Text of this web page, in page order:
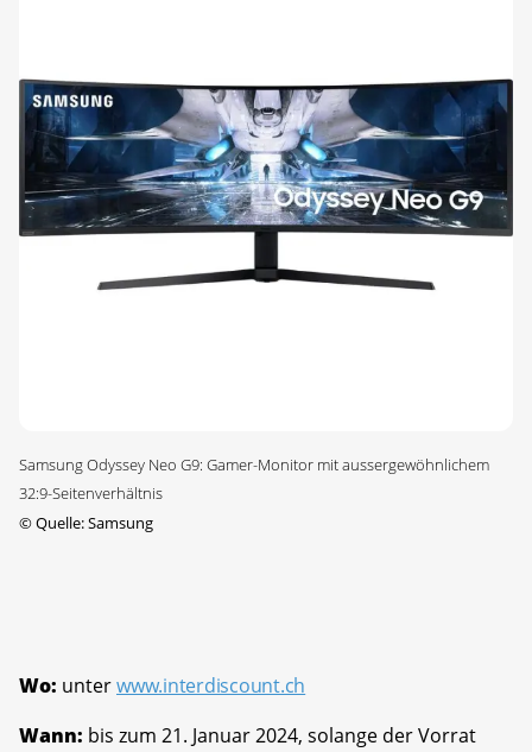
Samsung Odyssey Neo G9: Gamer-Monitor mit aussergewöhnlichem
32:9-Seitenverhältnis
©Quelle: Samsung
Wo: unterwww.interdiscount.ch
Wann: bis zum 21. Januar 2024, solange der Vorrat